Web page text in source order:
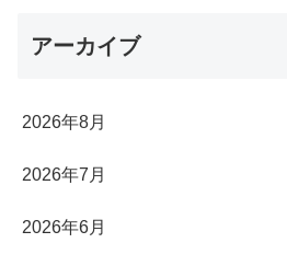
アーカイブ
2026年8月
2026年7月
2026年6月